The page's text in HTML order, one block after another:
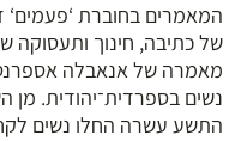
המאמרים בחוברת ‘פעמים‘
של כתיבה, חינוך
מאמרה של אנאבלה
נשים בספרדית־יהודית.
התשע עשרה החלו נשים